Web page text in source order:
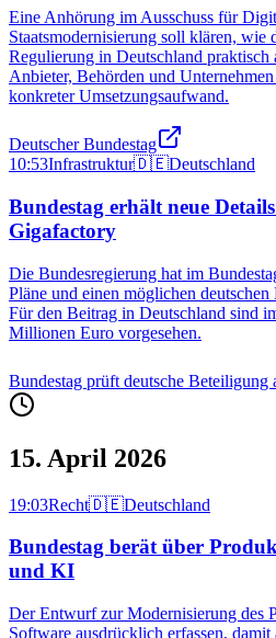
Eine Anhörung im Ausschuss für
Staatsmodernisierung soll klären, wie
Regulierung in Deutschland
Anbieter, Behörden und
konkreter Umsetzungsaufwand.
Deutscher Bundestag
10:53Infrastruktur🇩🇪Deutschland
Bundestag erhält neue
Gigafactory
Die Bundesregierung hat im
Pläne und einen möglichen
Für den Beitrag in Deutschland sind
Millionen Euro vorgesehen.
Bundestag prüft deutsche
15. April 2026
19:03Recht🇩🇪Deutschland
Bundestag berät über
und KI
Der Entwurf zur Modernisierung des
Software ausdrücklich erfassen,